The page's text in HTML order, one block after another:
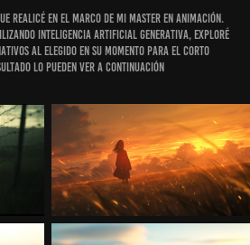
realicé en el marco de mi master en animación.
inteligencia artificial generativa, exploré
al elegido en su momento para el corto
lo pueden ver a continuación